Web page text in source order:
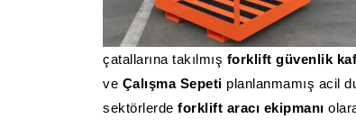
çatallarına takılmış forklift güvenlik
ve Çalışma Sepeti planlanmamış acil
sektörlerdeforklift aracı ekipmanı